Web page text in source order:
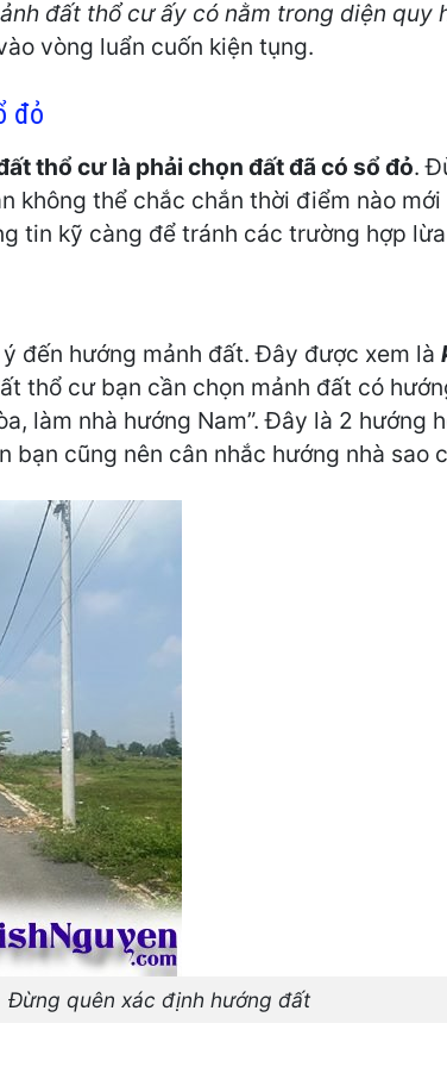
đất thổ cư ấy có nằm trong diện quy
vòng luẩn cuốn kiện tụng.
đỏ
thổ cư là phải chọn đất đã có sổ đỏ.
không thể chắc chắn thời điểm nào
tin kỹ càng để tránh các trường hợp
đến hướng mảnh đất. Đây được xem là
thổ cư bạn cần chọn mảnh đất có
làm nhà hướng Nam”. Đây là 2 hướng
cũng nên cân nhắc hướng nhà sao
Đừng quên xác định hướng đất